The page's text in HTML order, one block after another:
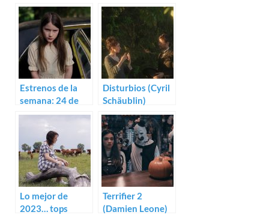
Estrenos de la
semana: 24 de
febrero (2023)
Disturbios (Cyril
Schäublin)
Lo mejor de
2023… tops
Terrifier 2
(Damien Leone)